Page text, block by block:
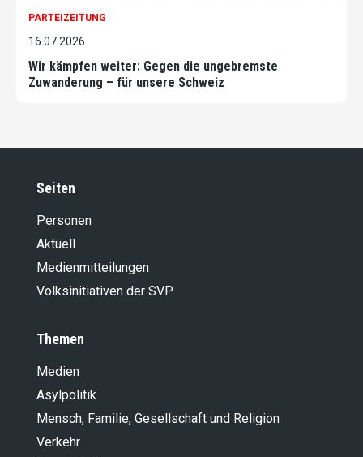
PARTEIZEITUNG
16.07.2026
Wir kämpfen weiter: Gegen die ungebremste
Zuwanderung – für unsere Schweiz
Seiten
Personen
Aktuell
Medienmitteilungen
Volksinitiativen der SVP
Themen
Medien
Asylpolitik
Mensch, Familie, Gesellschaft und Religion
Verkehr